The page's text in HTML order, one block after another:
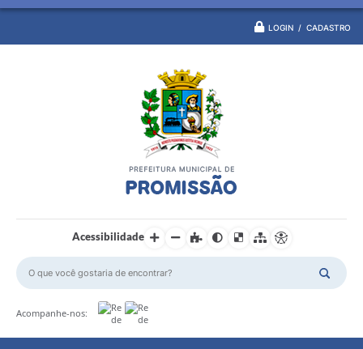
LOGIN / CADASTRO
Acessibilidade
Acompanhe-nos: